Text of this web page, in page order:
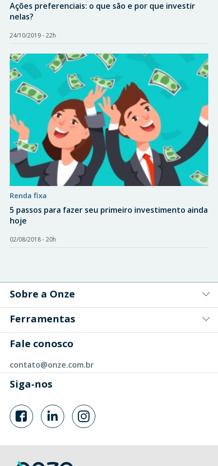
Ações preferenciais: o que são e por que investir
nelas?
24/10/2019 - 22h
renda fixa
5 passos para fazer seu primeiro investimento ainda
hoje
02/08/2018 - 20h
Sobre a Onze
Ferramentas
Fale conosco
contato@onze.com.br
Siga-nos